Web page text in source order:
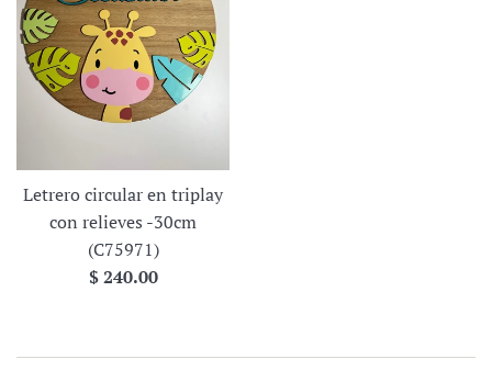
Letrero circular en triplay
con relieves -30cm
(C75971)
Precio
$ 240.00